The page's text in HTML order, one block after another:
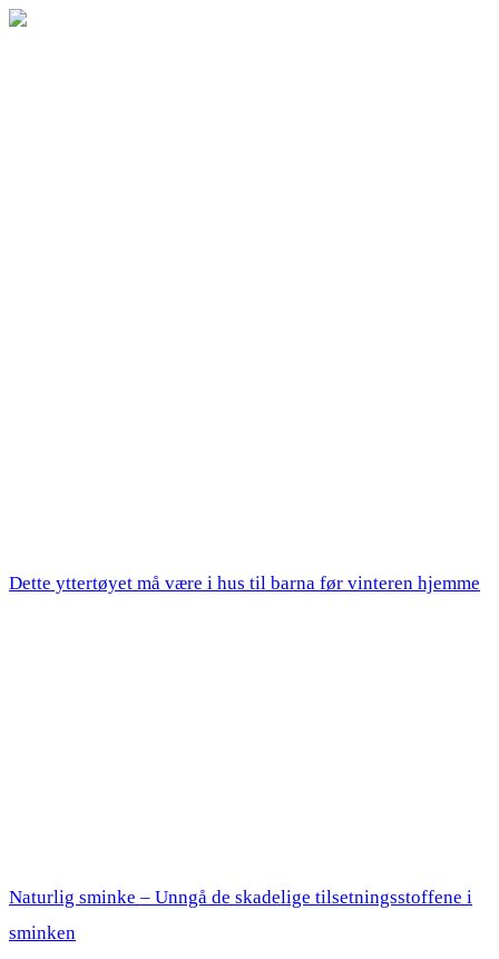
Dette yttertøyet må være i hus til barna før vinteren hjemme
Naturlig sminke – Unngå de skadelige tilsetningsstoffene i
sminken